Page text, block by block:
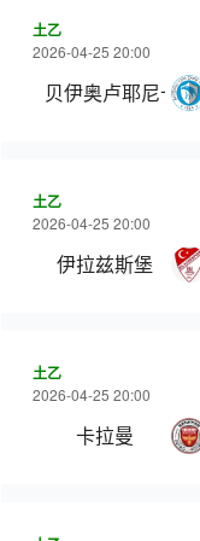
土乙
2026-04-25 20:00
贝伊奥卢耶尼卡西
土乙
2026-04-25 20:00
伊拉兹斯堡
土乙
2026-04-25 20:00
卡拉曼